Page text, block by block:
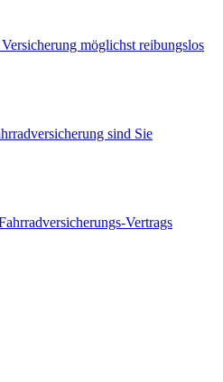
möglichst reibungslos
sind Sie
Vertrags